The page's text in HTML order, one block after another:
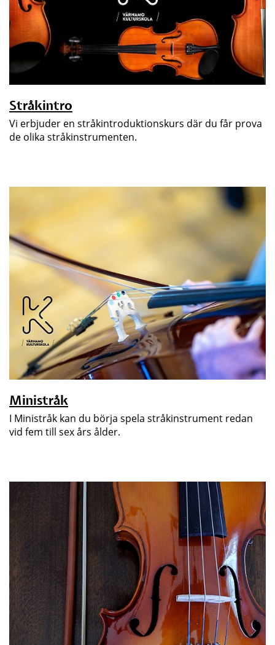
Stråkintro
Vi erbjuder en stråkintroduktionskurs där du får prova
de olika stråkinstrumenten.
Ministråk
I Ministråk kan du börja spela stråkinstrument redan
vid fem till sex års ålder.